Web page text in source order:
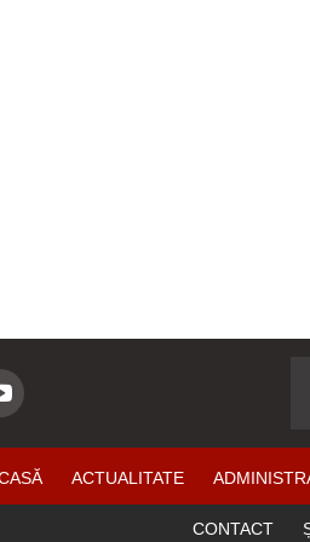
ACTUALITATE
CONTACT